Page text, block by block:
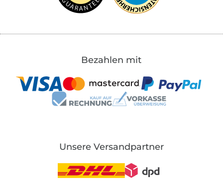
Bezahlen mit
Unsere Versandpartner